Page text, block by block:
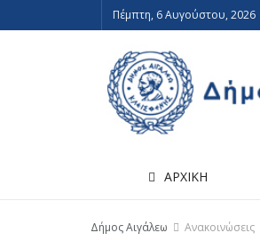
Πέμπτη, 6 Αυγούστου, 2026
ΑΡΧΙΚΗ
Δήμος Αιγάλεω Ανακοινώσεις